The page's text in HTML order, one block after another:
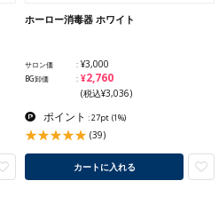
ホーロー消毒器 ホワイト
サロン価 ¥3,000
BG卸価 ¥2,760
(税込¥3,036)
ポイント : 27pt (1%)
(39)
カートに入れる